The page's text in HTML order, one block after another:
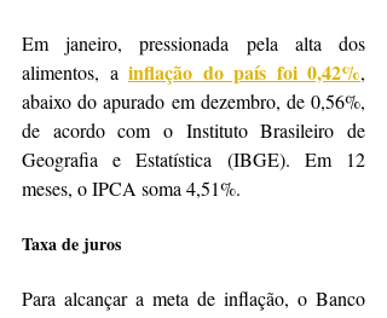
Em janeiro, pressionada pela alta dos
alimentos, a inflação do país foi 0,42%,
abaixo do apurado em dezembro, de 0,56%,
de acordo com o Instituto Brasileiro de
Geografia e Estatística (IBGE). Em 12
meses, o IPCA soma 4,51%.
Taxa de juros
Para alcançar a meta de inflação, o Banco